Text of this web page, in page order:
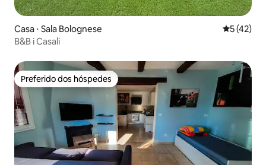
Casa ⋅ Sala Bolognese 5 de uma
5 (42)
B&B i Casali
Preferido dos hóspedes
Preferido dos hóspedes